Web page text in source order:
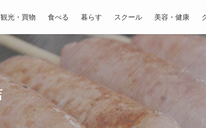
観光・買物 食べる 暮らす スクール 美容・健康